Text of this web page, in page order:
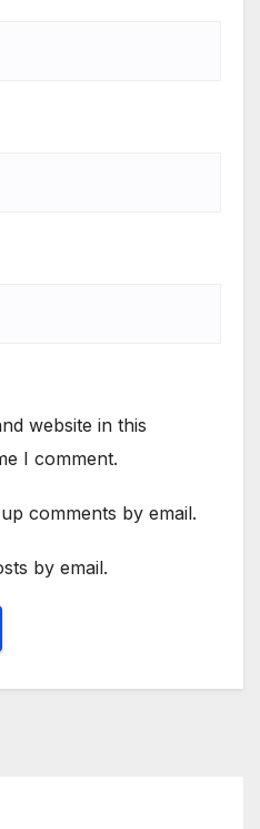
website in this
I comment.
comments by email.
by email.